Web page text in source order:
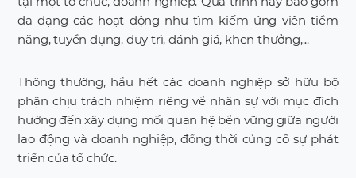
đa dạng các hoạt động như tìm kiếm ứng viên tiềm
năng, tuyển dụng, duy trì, đánh giá, khen thưởng,...
Thông thường, hầu hết các doanh nghiệp sở hữu bộ
phận chịu trách nhiệm riêng về nhân sự với mục đích
hướng đến xây dựng mối quan hệ bền vững giữa người
lao động và doanh nghiệp, đồng thời củng cố sự phát
triển của tổ chức.